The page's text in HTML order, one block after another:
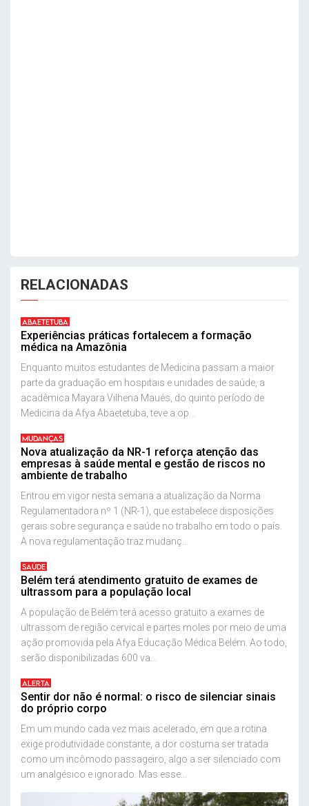
RELACIONADAS
ABAETETUBA
Experiências práticas fortalecem a formação
médica na Amazônia
Enquanto muitos estudantes de Medicina passam a maior
parte da graduação em hospitais e unidades de saúde, a
acadêmica Mayara Vilhena Maués, do quinto período de
Medicina da Afya Abaetetuba, teve a op...
MUDANÇAS
Nova atualização da NR-1 reforça atenção das
empresas à saúde mental e gestão de riscos no
ambiente de trabalho
Entrou em vigor nesta semana a atualização da Norma
Regulamentadora nº 1 (NR-1), que estabelece disposições
gerais sobre segurança e saúde no trabalho em todo o país.
A nova regulamentação traz mudanç...
SAÚDE
Belém terá atendimento gratuito de exames de
ultrassom para a população local
A população de Belém terá acesso gratuito a exames de
ultrassom de região cervical e partes moles por meio de uma
ação promovida pela Afya Educação Médica Belém. Ao todo,
serão disponibilizadas 600 va...
ALERTA
Sentir dor não é normal: o risco de silenciar sinais
do próprio corpo
Em um mundo cada vez mais acelerado, em que a rotina
exige produtividade constante, a dor costuma ser tratada
como um incômodo passageiro, algo a ser silenciado com
um analgésico e ignorado. Mas esse...